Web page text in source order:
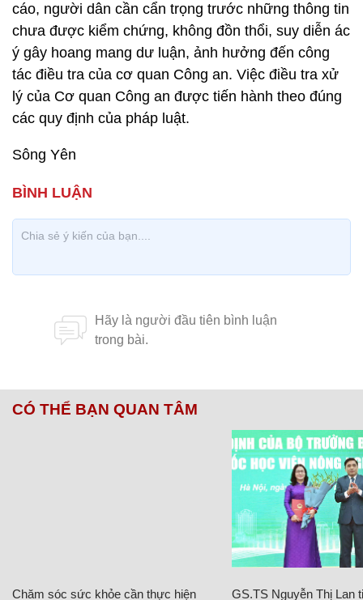
cáo, người dân cần cẩn trọng trước những thông tin
chưa được kiểm chứng, không đồn thổi, suy diễn ác
ý gây hoang mang dư luận, ảnh hưởng đến công
tác điều tra của cơ quan Công an. Việc điều tra xử
lý của Cơ quan Công an được tiến hành theo đúng
các quy định của pháp luật.
Sông Yên
CÓ THỂ BẠN QUAN TÂM
Chăm sóc sức khỏe cần thực hiện GS.TS Nguyễn Thị Lan